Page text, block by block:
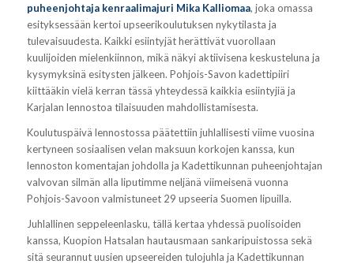
puheenjohtaja kenraalimajuri Mika Kalliomaa, joka omassa
esityksessään kertoi upseerikoulutuksen nykytilasta ja
tulevaisuudesta. Kaikki esiintyjät herättivät vuorollaan
kuulijoiden mielenkiinnon, mikä näkyi aktiivisena keskusteluna ja
kysymyksinä esitysten jälkeen. Pohjois-Savon kadettipiiri
kiittääkin vielä kerran tässä yhteydessä kaikkia esiintyjiä ja
Karjalan lennostoa tilaisuuden mahdollistamisesta.
Koulutuspäivä lennostossa päätettiin juhlallisesti viime vuosina
kertyneen sosiaalisen velan maksuun korkojen kanssa, kun
lennoston komentajan johdolla ja Kadettikunnan puheenjohtajan
valvovan silmän alla liputimme neljänä viimeisenä vuonna
Pohjois-Savoon valmistuneet 29 upseeria Suomen lipuilla.
Juhlallinen seppeleenlasku, tällä kertaa yhdessä puolisoiden
kanssa, Kuopion Hatsalan hautausmaan sankaripuistossa sekä
sitä seurannut uusien upseereiden tulojuhla ja Kadettikunnan